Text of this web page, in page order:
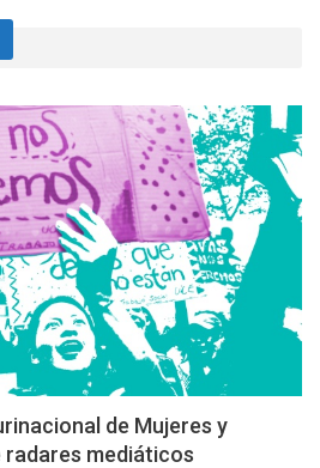
de Mujeres y
radares mediáticos